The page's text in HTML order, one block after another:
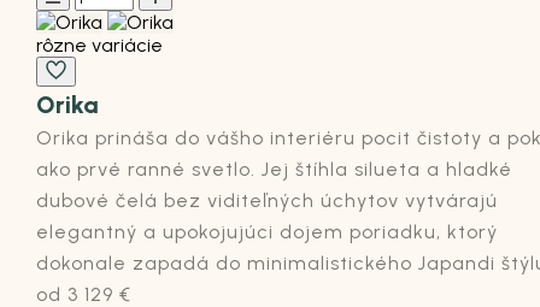
rôzne variácie
Orika
Orika prináša do vášho interiéru pocit čistoty a
ako prvé ranné svetlo. Jej štíhla silueta a hladké
dubové čelá bez viditeľných úchytov vytvárajú
elegantný a upokojujúci dojem poriadku, ktorý
dokonale zapadá do minimalistického Japandi
od 3 129 €